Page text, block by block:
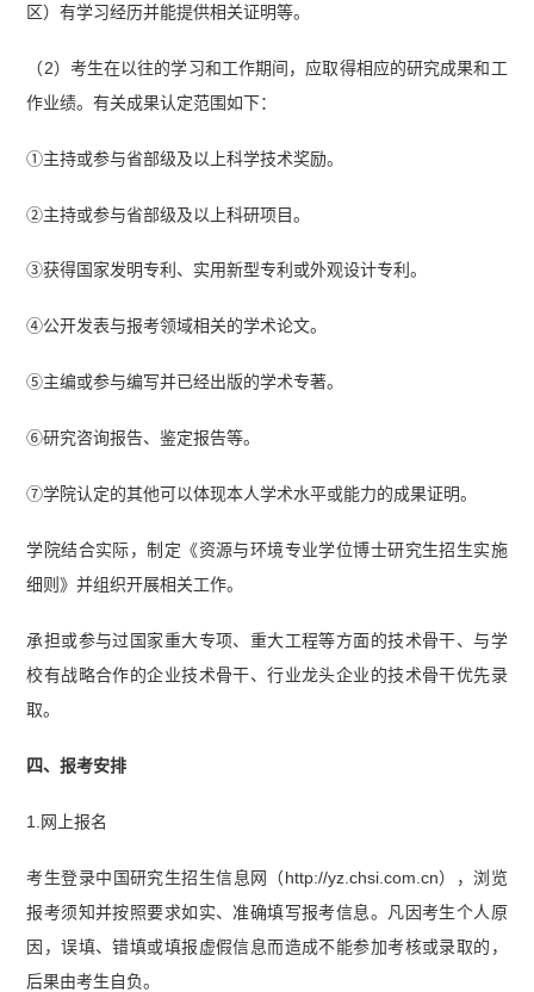
区）有学习经历并能提供相关证明等。
（2）考生在以往的学习和工作期间，应取得相应的研究成果和工
作业绩。有关成果认定范围如下：
①主持或参与省部级及以上科学技术奖励。
②主持或参与省部级及以上科研项目。
③获得国家发明专利、实用新型专利或外观设计专利。
④公开发表与报考领域相关的学术论文。
⑤主编或参与编写并已经出版的学术专著。
⑥研究咨询报告、鉴定报告等。
⑦学院认定的其他可以体现本人学术水平或能力的成果证明。
学院结合实际，制定《资源与环境专业学位博士研究生招生实施
细则》并组织开展相关工作。
承担或参与过国家重大专项、重大工程等方面的技术骨干、与学
校有战略合作的企业技术骨干、行业龙头企业的技术骨干优先录
取。
四、报考安排
1.网上报名
考生登录中国研究生招生信息网（http://yz.chsi.com.cn），浏览
报考须知并按照要求如实、准确填写报考信息。凡因考生个人原
因，误填、错填或填报虚假信息而造成不能参加考核或录取的，
后果由考生自负。